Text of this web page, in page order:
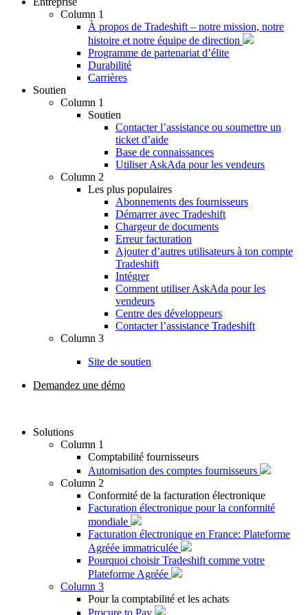
Column 1
À propos de Tradeshift – notre mission, notre
histoire et notre équipe de direction
Programme de partenariat d’élite
Durabilité
Carrières
Soutien
Column 1
Soutien
Contacter l’assistance ou soumettre un
ticket d’aide
Base de connaissances
Utiliser AskAda pour les vendeurs
Column 2
Les plus populaires
Abonnements des fournisseurs
Démarrer avec Tradeshift
Chargeur de documents
Erreur facturation
Ajouter d’autres utilisateurs à ton compte
Tradeshift
Intégrer
Comment utiliser AskAda pour les
vendeurs
Centre des développeurs
Contacter l’assistance Tradeshift
Column 3
Site de soutien
Demandez une démo
Solutions
Column 1
Comptabilité fournisseurs
Automisation des comptes fournisseurs
Column 2
Conformité de la facturation électronique
Facturation électronique pour la conformité
mondiale
Facturation électronique en France: Plateforme
Agréée immatriculée
Pourquoi choisir Tradeshift comme votre
Plateforme Agréée
Column 3
Pour la comptabilité et les achats
Procure to Pay